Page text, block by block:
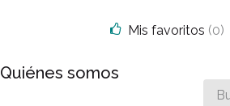
Quiénes somos
Mis favoritos (0)